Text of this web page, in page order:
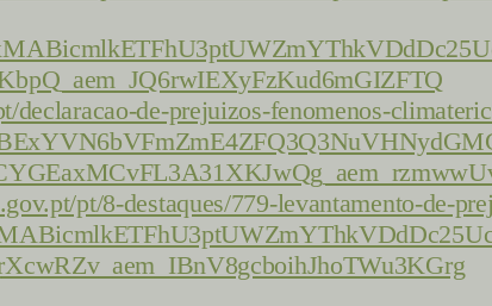
declaracao-de-prejuizos-fenomenos-
pt/8-destaques/779-levantamento-de-